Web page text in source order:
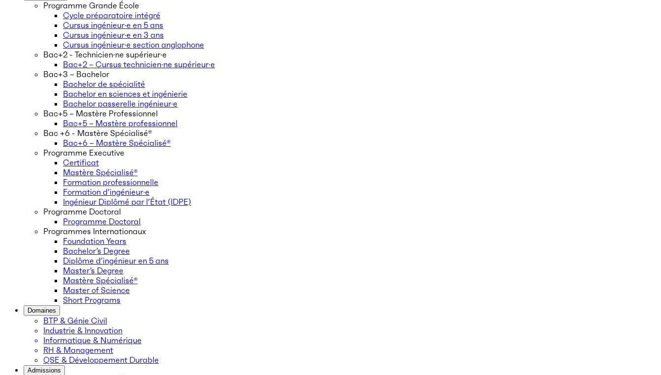
Programme Grande École
Cycle préparatoire intégré
Cursus ingénieur·e en 5 ans
Cursus ingénieur·e en 3 ans
Cursus ingénieur·e section anglophone
Bac+2 - Technicien·ne supérieur·e
Bac+2 – Cursus technicien·ne supérieur·e
Bac+3 – Bachelor
Bachelor de spécialité
Bachelor en sciences et ingénierie
Bachelor passerelle ingénieur·e
Bac+5 – Mastère Professionnel
Bac+5 – Mastère professionnel
Bac +6 - Mastère Spécialisé®
Bac+6 – Mastère Spécialisé®
Programme Executive
Certificat
Mastère Spécialisé®
Formation professionnelle
Formation d’ingénieur·e
Ingénieur Diplômé par l’État (IDPE)
Programme Doctoral
Programme Doctoral
Programmes Internationaux
Foundation Years
Bachelor’s Degree
Diplôme d’ingénieur en 5 ans
Master’s Degree
Mastère Spécialisé®
Master of Science
Short Programs
Domaines
BTP & Génie Civil
Industrie & Innovation
Informatique & Numérique
RH & Management
QSE & Développement Durable
Admissions